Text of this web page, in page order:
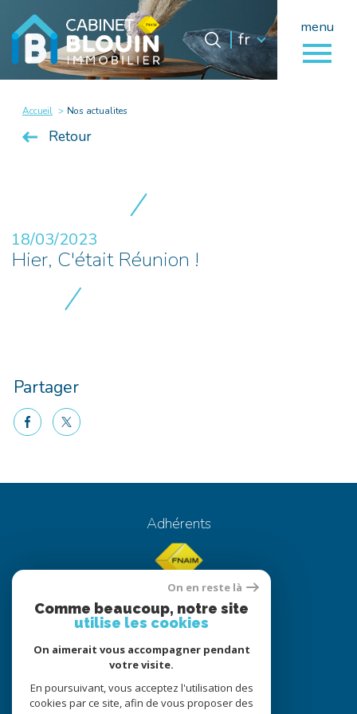
menu
Langue
fr
Accueil 0 Langue
fr
Accueil Nos actualites
Retour
18/03/2023
Hier, C'était Réunion !
Partager
facebooktwitter
Adhérents
© 2022
Tous droits réservés
Traduction powered by Google
Nos honoraires
Plan du site
On en reste là
Comme beaucoup, notre site
utilise les cookies
On aimerait vous accompagner pendant
votre visite.
En poursuivant, vous acceptez l'utilisation des
cookies par ce site, afin de vous proposer des